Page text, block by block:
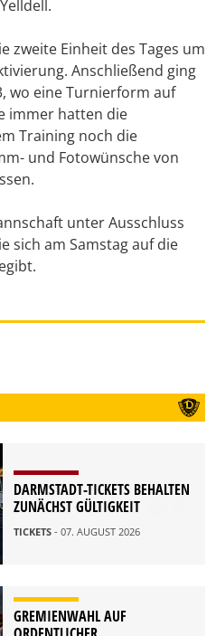
zweite Einheit des Tages um
Anschließend ging
wo eine Turnierform auf
immer hatten die
Training noch die
und Fotowünsche von
unter Ausschluss
sich am Samstag auf die
DARMSTADT-TICKETS BEHALTEN
ZUNÄCHST GÜLTIGKEIT
TICKETS - 07. AUGUST 2026
GREMIENWAHL AUF